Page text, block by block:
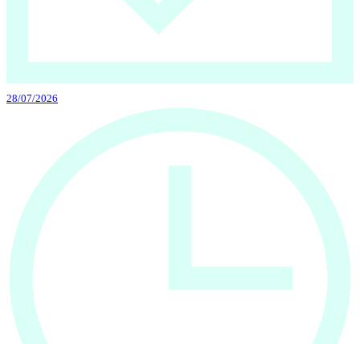
28/07/2026